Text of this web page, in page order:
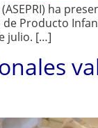
ha
Producto
julio. […]